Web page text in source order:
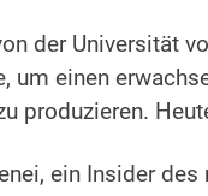
der Universität
um einen
produzieren.
ein Insider